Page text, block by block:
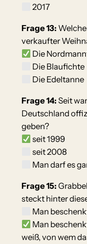
2017
Frage 13:
verkaufter
Die
Die Blaufichte
Die Edeltanne
Frage 14: Seit
Deutschland
geben?
seit 1999
seit 2008
Man darf es
Frage 15:
steckt hinter
Man
Man
weiß, von wem